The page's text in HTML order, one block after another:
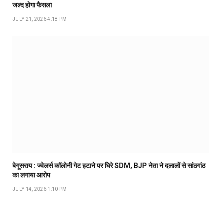
जल्द होगा फैसला
JULY 21, 2026 4:18 PM
बेगूसराय : ज्वेलर्स कॉलोनी गेट हटाने पर घिरे SDM, BJP नेता ने दलालों से सांठगांठ
का लगाया आरोप
JULY 14, 2026 1:10 PM